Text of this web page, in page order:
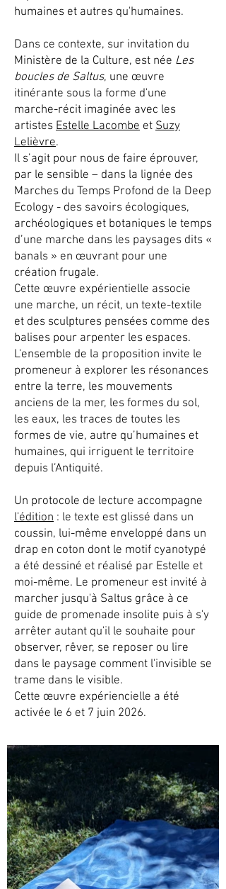
humaines et autres qu'humaines.
Dans ce contexte, sur invitation du
Ministère de la Culture, est née Les
boucles de Saltus, une œuvre
itinérante sous la forme d'une
marche-récit imaginée avec les
artistes Estelle Lacombe et Suzy
Lelièvre.
Il s’agit pour nous de faire éprouver,
par le sensible – dans la lignée des
Marches du Temps Profond de la Deep
Ecology - des savoirs écologiques,
archéologiques et botaniques le temps
d’une marche dans les paysages dits «
banals » en œuvrant pour une
création frugale.
Cette œuvre expérientielle associe
une marche, un récit, un texte-textile
et des sculptures pensées comme des
balises pour arpenter les espaces.
L'ensemble de la proposition invite le
promeneur à explorer les résonances
entre la terre, les mouvements
anciens de la mer, les formes du sol,
les eaux, les traces de toutes les
formes de vie, autre qu’humaines et
humaines, qui irriguent le territoire
depuis l’Antiquité.
Un protocole de lecture accompagne
l'édition : le texte est glissé dans un
coussin, lui-même enveloppé dans un
drap en coton dont le motif cyanotypé
a été dessiné et réalisé par Estelle et
moi-même. Le promeneur est invité à
marcher jusqu'à Saltus grâce à ce
guide de promenade insolite puis à s'y
arrêter autant qu'il le souhaite pour
observer, rêver, se reposer ou lire
dans le paysage comment l'invisible se
trame dans le visible.
Cette œuvre expériencielle a été
activée le 6 et 7 juin 2026.